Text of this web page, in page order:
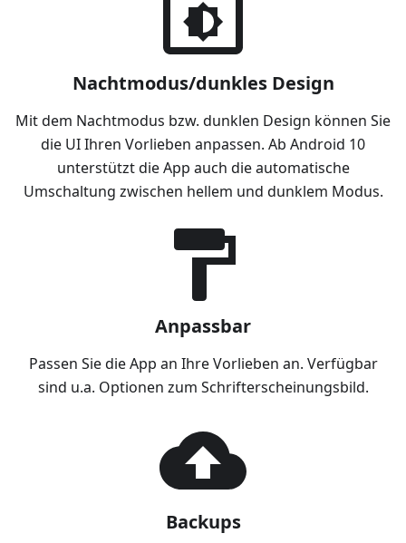
Nachtmodus/dunkles Design
Mit dem Nachtmodus bzw. dunklen Design können Sie
die UI Ihren Vorlieben anpassen. Ab Android 10
unterstützt die App auch die automatische
Umschaltung zwischen hellem und dunklem Modus.
Anpassbar
Passen Sie die App an Ihre Vorlieben an. Verfügbar
sind u.a. Optionen zum Schrifterscheinungsbild.
Backups